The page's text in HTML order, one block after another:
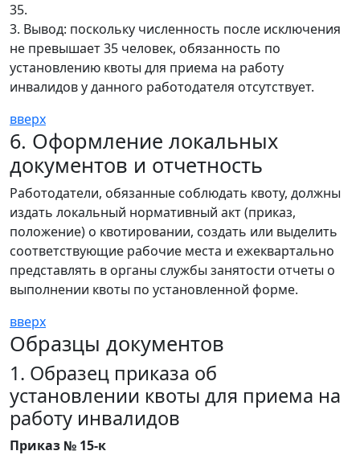
35.
3. Вывод: поскольку численность после исключения
не превышает 35 человек, обязанность по
установлению квоты для приема на работу
инвалидов у данного работодателя отсутствует.
вверх
6. Оформление локальных
документов и отчетность
Работодатели, обязанные соблюдать квоту, должны
издать локальный нормативный акт (приказ,
положение) о квотировании, создать или выделить
соответствующие рабочие места и ежеквартально
представлять в органы службы занятости отчеты о
выполнении квоты по установленной форме.
вверх
Образцы документов
1. Образец приказа об
установлении квоты для приема на
работу инвалидов
Приказ № 15-к